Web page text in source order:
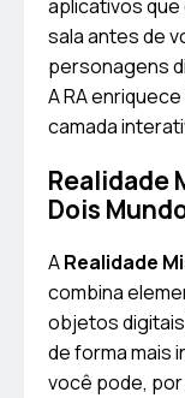
aplicativos que
sala antes de
personagens
A RA
camada
Realidade
Dois
ARealidade
combina
objetos
de forma mais
você pode, por